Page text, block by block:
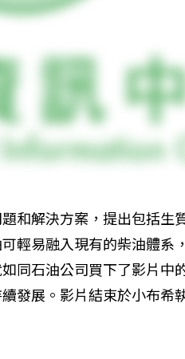
和解決方案，提出包括生
輕易融入現有的柴油體系
同石油公司買下了影片中
發展。影片結束於小布希